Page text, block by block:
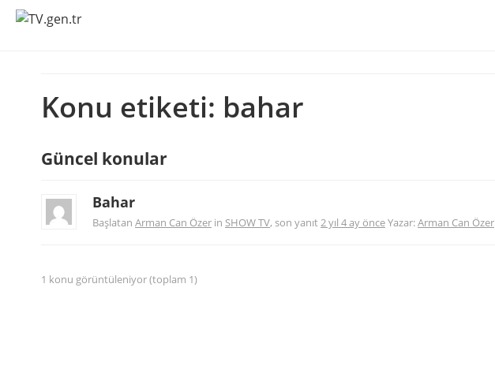
Konu etiketi: bahar
Güncel konular
Bahar
Başlatan Arman Can Özer in SHOW TV, son yanıt2 yıl 4 ay önceYazar:Arman Can Özer
1 konu görüntüleniyor (toplam 1)